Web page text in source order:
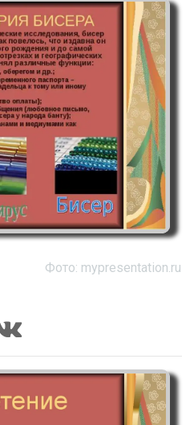
Фото: mypresentation.ru